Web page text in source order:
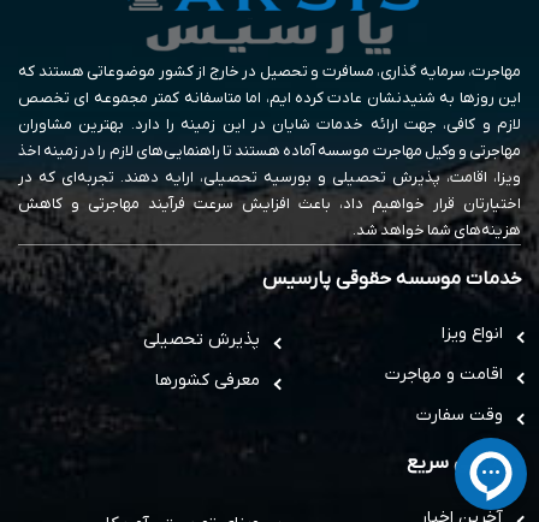
مهاجرت، سرمایه گذاری، مسافرت و تحصیل در خارج از کشور موضوعاتی هستند که
این روزها به شنیدنشان عادت کرده ایم، اما متاسفانه کمتر مجموعه ای تخصص
لازم و کافی، جهت ارائه خدمات شایان در این زمینه را دارد. بهترین مشاوران
مهاجرتی و وکیل مهاجرت موسسه آماده هستند تا راهنمایی‌های لازم را در زمینه اخذ
ویزا، اقامت، پذیرش تحصیلی و بورسیه تحصیلی، ارایه دهند. تجربه‌ای که در
اختیارتان قرار خواهیم داد، باعث افزایش سرعت فرآیند مهاجرتی و کاهش
هزینه‌های شما خواهد شد.
خدمات موسسه حقوقی پارسیس
انواع ویزا
اقامت و مهاجرت
وقت سفارت
پذیرش تحصیلی
معرفی کشورها
دسترسی سریع
آخرین اخبار